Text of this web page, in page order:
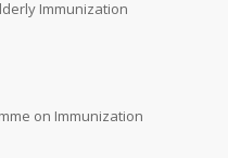
Immunization
on Immunization